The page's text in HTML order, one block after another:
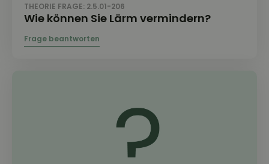
THEORIE FRAGE: 2.5.01-206
Wie können Sie Lärm vermindern?